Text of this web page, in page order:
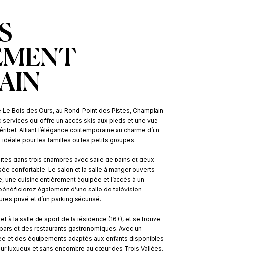
Bois des Ours, au Rond-Point des Pistes, Champlain
qui offre un accès skis aux pieds et une vue
Alliant l’élégance contemporaine au charme d’un
pour les familles ou les petits groupes.
dans trois chambres avec salle de bains et deux
confortable. Le salon et la salle à manger ouverts
cuisine entièrement équipée et l’accès à un
également d’une salle de télévision
privé et d’un parking sécurisé.
à la salle de sport de la résidence (16+), et se trouve
et des restaurants gastronomiques. Avec un
et des équipements adaptés aux enfants disponibles
luxueux et sans encombre au cœur des Trois Vallées.